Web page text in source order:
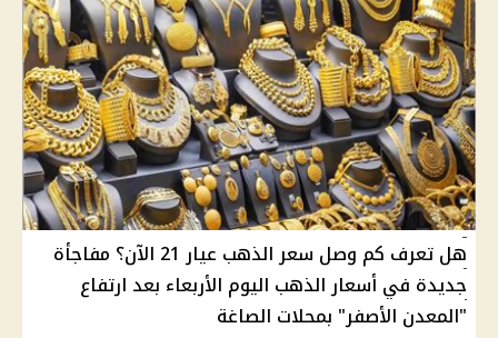
هل تعرف كم وصل سعر الذهب عيار 21 الآن؟ مفاجأة
جديدة في أسعار الذهب اليوم الأربعاء بعد ارتفاع
"المعدن الأصفر" بمحلات الصاغة